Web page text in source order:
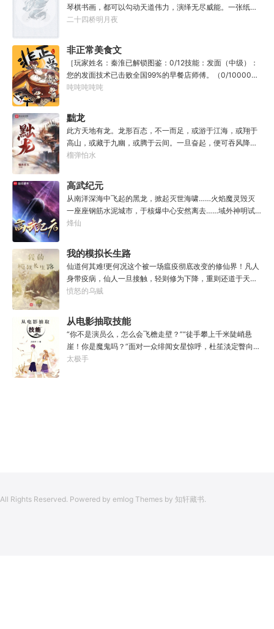
琴棋书画，都可以勾动天道伟力，演绎无尽威能。一张纸可
封万载凶谷，一滴墨可将三千里海域化为永夜。林苏进入这
人毕生难以触摸的天花板，敢与诸子百家圣人争道。精智
计，察人心，演绎兵法三十六计，弹指间可换一国之君。不
知者谓他情种，知他者，言他为真性情。
二十四桥明月夜
非正常美食文
［玩家姓名：秦淮已解锁图鉴：0/12技能：发面（中级）：
您的发面技术已击败全国99%的早餐店师傅。（0/10000）
调馅（高级）：您的调馅水平已击败全国100%的早餐店师
的那一刻，美食文主角迎来了他加载成功的系统。秦淮：美
食文，早说呀，这个他熟！后来——秦淮发现这好像不是个
单纯的美食文系统。好像还加了些奇奇怪怪的东西。连带着
他看邻居、朋友、客人、员工都不太像人……不过没事。遇
事不决，先吃一口！.游戏说明：1.本游戏自由度极高，请玩
力解锁图鉴。3.一切解释归游戏所有。
吨吨吨吨吨
黜龙
此方天地有龙。龙形百态，不一而足，或游于江海，或翔于
高山，或藏于九幽，或腾于云间。一旦奋起，便可吞风降
雪，引江划河，落雷喷火，分山避海。此处人间也有龙。人
之志。一时机发，便可翻云覆雨，决势分野，定鼎问道，证
位成龙。作为一个迷路的穿越者，张行一开始也想成龙，但
后来，他发现这个行当卷的太厉害了，就决定改行，去黜落
群龙。所谓行尽天下路，使天地处处通，黜遍天下龙，使世
间人人可为龙。
榴弹怕水
高武纪元
从南洋深海中飞起的黑龙，掀起灭世海啸……火焰魔灵毁灭
一座座钢筋水泥城市，于核爆中心安然离去……域外神明试
图统治整片星海……这是人类科技高度发达的未来世界。也
源，心怀能观想星海的奇异神宫，在这个世界艰难前行。多
年以后。“我现在的飞行速度是122682米/每秒，力量爆发
是……”李源在距蓝星表层约180公里的大气层中极速飞行，
冰冷眸子盯着昏暗虚空尽头那条形似神话传说中神龙的庞然
大物：“你，应该是所有入侵半神生命体中最强的一个
烽仙
我的模拟长生路
仙道何其难!更何况这个被一场瘟疫彻底改变的修仙界！凡人
身带疫病，仙人一旦接触，轻则修为下降，重则还道于天，
于是仙凡永隔；仙法不可同修，整个修仙界成为了一个巨大
凡尘中打滚，蹉跎一生。好在临终之时终于觉醒异宝，能够
化真为假，将真实的人生转为黄粱一梦，重回刚穿越之时！
于是，李凡开始了他的漫漫长生路！第二世，李凡历时五十
载终权倾天下，但却遍寻世间而不见仙踪。只在人生的末尾
得见仙人痕迹。第三世，李凡殚精竭虑、百般谋划，却终抵
愤怒的乌贼
从电影抽取技能
“你不是演员么，怎么会飞檐走壁？”“徒手攀上千米陡峭悬
崖！你是魔鬼吗？”面对一众绯闻女星惊呼，杜笙淡定瞥向从
影片中获得的绝技：【龙象般若功（紫）：十龙十象之力，
太极手
All Rights Reserved. Powered by emlog Themes by 知轩藏书.